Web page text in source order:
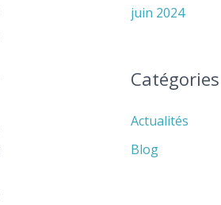
juin 2024
Catégories
Actualités
Blog